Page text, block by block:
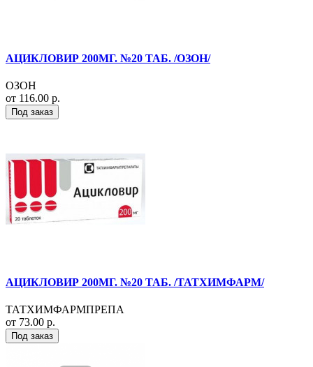
АЦИКЛОВИР 200МГ. №20 ТАБ. /ОЗОН/
ОЗОН
от 116.00 р.
Под заказ
АЦИКЛОВИР 200МГ. №20 ТАБ. /ТАТХИМФАРМ/
ТАТХИМФАРМПРЕПА
от 73.00 р.
Под заказ